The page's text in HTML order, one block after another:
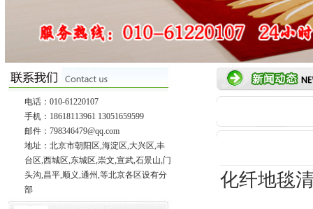
电话：010-61220107
手机：18618113961 13051659599
邮件：798346479@qq.com
地址：北京市朝阳区,海淀区,大兴区,丰
台区,西城区,东城区,崇文,宣武,石景山,门
头沟,昌平,顺义,通州,等北京各区设有分
部
化纤地毯